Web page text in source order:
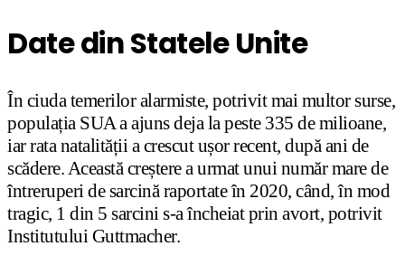
Date din Statele Unite
În ciuda temerilor alarmiste, potrivit mai multor surse,
populația SUA a ajuns deja la peste 335 de milioane,
iar rata natalității a crescut ușor recent, după ani de
scădere. Această creștere a urmat unui număr mare de
întreruperi de sarcină raportate în 2020, când, în mod
tragic, 1 din 5 sarcini s-a încheiat prin avort, potrivit
Institutului Guttmacher.